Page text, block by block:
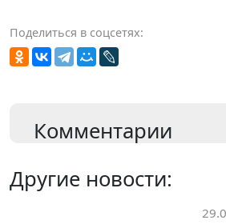
Поделиться в соцсетях:
Комментарии
Другие новости: